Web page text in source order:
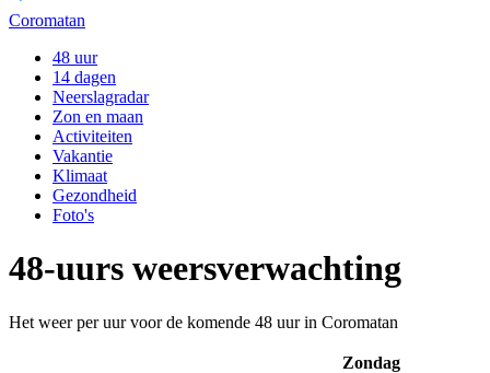
Coromatan
48 uur
14 dagen
Neerslagradar
Zon en maan
Activiteiten
Vakantie
Klimaat
Gezondheid
Foto's
48-uurs weersverwachting
Het weer per uur voor de komende 48 uur in Coromatan
Zondag